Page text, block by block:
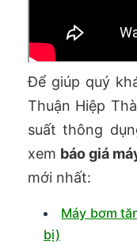
Để giúp quý
Thuận Hiệp
suất thông
xem báo giá
mới nhất:
Máy bơm
bị)